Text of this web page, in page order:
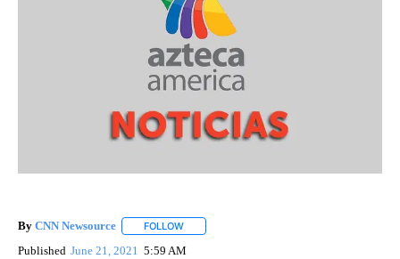
By CNN Newsource FOLLOW
Published June 21, 2021 5:59 AM